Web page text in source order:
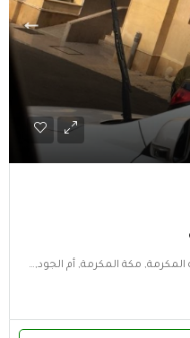
المملكة العربية السعودية, منطقة مكة المكرمة, مكة المكرمة, أم الجود, أم الجود, مكة المكرمة, منطقة مكة المكرمة